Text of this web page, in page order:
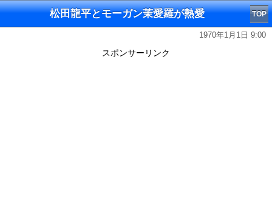
松田龍平とモーガン茉愛羅が熱愛 TOP
1970年1月1日 9:00
スポンサーリンク